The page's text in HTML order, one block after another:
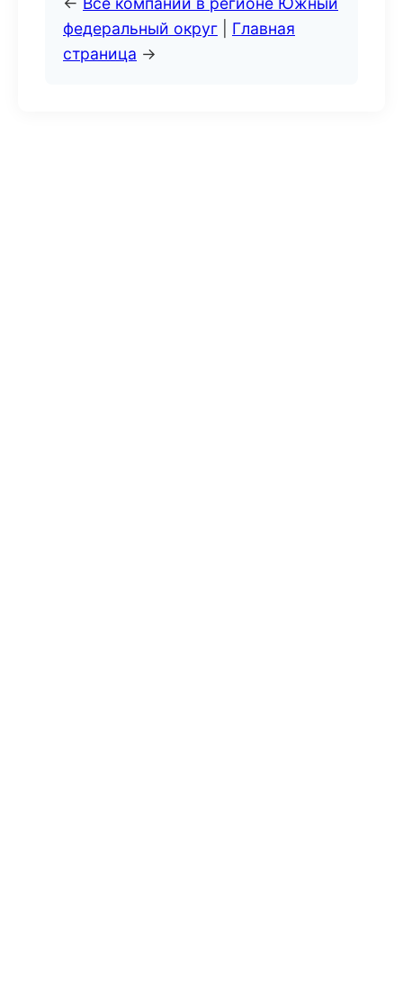
федеральный округ
Главная
страница →